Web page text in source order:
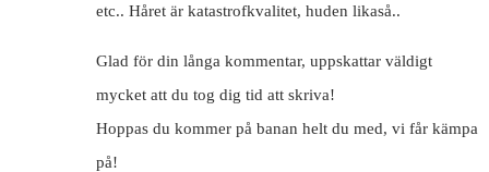
etc.. Håret är katastrofkvalitet, huden likaså..
Glad för din långa kommentar, uppskattar väldigt
mycket att du tog dig tid att skriva!
Hoppas du kommer på banan helt du med, vi får kämpa
på!